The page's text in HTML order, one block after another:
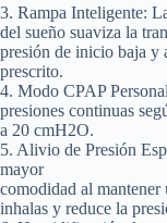
3. Rampa Inteligente:
del sueño suaviza la
presión de inicio baja y
prescrito.
4. Modo CPAP
presiones continuas
a 20 cmH2O.
5. Alivio de Presión
mayor
comodidad al
inhalas y reduce la